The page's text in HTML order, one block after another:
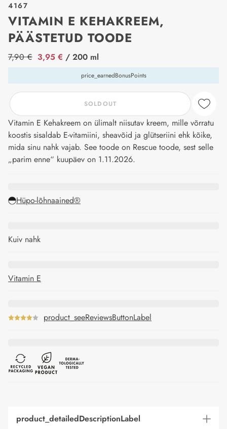
4167
VITAMIN E KEHAKREEM,
PÄÄSTETUD TOODE
price_label
7,90 € 3,95 € / 200 ml
price_earnedBonusPoints
SOLDOUT
Vitamin E Kehakreem on ülimalt niisutav kreem, mille võrratu
koostis sisaldab E-vitamiini, sheavõid ja glütseriini ehk kõike,
mida sinu nahk vajab. See toode on Rescue toode, sest selle
„parim enne“ kuupäev on 1.11.2026.
Hüpo-lõhnaained®
Kuiv nahk
Vitamin E
product_seeReviewsButtonLabel
product_detailedDescriptionLabel